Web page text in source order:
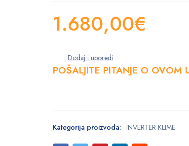
1.680,00€
POŠALJITE PITANJE O OVOM
Kategorija proizvoda: INVERTER KLIME